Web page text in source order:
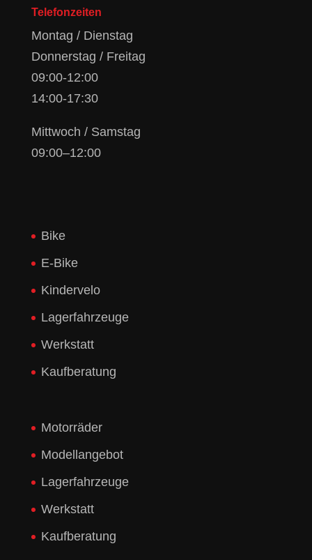
Telefonzeiten
Montag / Dienstag
Donnerstag / Freitag
09:00-12:00
14:00-17:30
Mittwoch / Samstag
09:00–12:00
Bike
E-Bike
Kindervelo
Lagerfahrzeuge
Werkstatt
Kaufberatung
Motorräder
Modellangebot
Lagerfahrzeuge
Werkstatt
Kaufberatung